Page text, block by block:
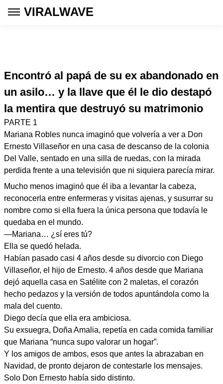
VIRALWAVE
Encontró al papá de su ex abandonado en
un asilo… y la llave que él le dio destapó
la mentira que destruyó su matrimonio
PARTE 1
Mariana Robles nunca imaginó que volvería a ver a Don
Ernesto Villaseñor en una casa de descanso de la colonia
Del Valle, sentado en una silla de ruedas, con la mirada
perdida frente a una televisión que ni siquiera parecía mirar.
Mucho menos imaginó que él iba a levantar la cabeza,
reconocerla entre enfermeras y visitas ajenas, y susurrar su
nombre como si ella fuera la única persona que todavía le
quedaba en el mundo.
—Mariana… ¿sí eres tú?
Ella se quedó helada.
Habían pasado casi 4 años desde su divorcio con Diego
Villaseñor, el hijo de Ernesto. 4 años desde que Mariana
dejó aquella casa en Satélite con 2 maletas, el corazón
hecho pedazos y la versión de todos apuntándola como la
mala del cuento.
Diego decía que ella era ambiciosa.
Su exsuegra, Doña Amalia, repetía en cada comida familiar
que Mariana “nunca supo valorar un hogar”.
Y los amigos de ambos, esos que antes la abrazaban en
Navidad, de pronto dejaron de contestarle los mensajes.
Solo Don Ernesto había sido distinto.